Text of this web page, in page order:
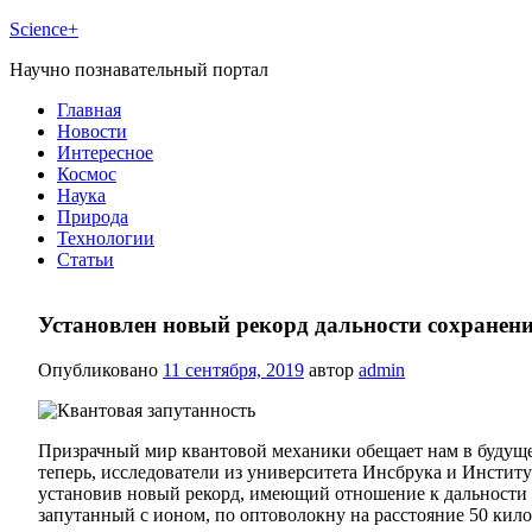
Science+
Научно познавательный портал
Главная
Новости
Интересное
Космос
Наука
Природа
Технологии
Статьи
Установлен новый рекорд дальности
Опубликовано 11 сентября, 2019 автор admin
Призрачный мир квантовой механики обещает нам в
теперь, исследователи из университета Инсбрука и
установив новый рекорд, имеющий отношение к дальности
запутанный с ионом, по оптоволокну на расстояние 50